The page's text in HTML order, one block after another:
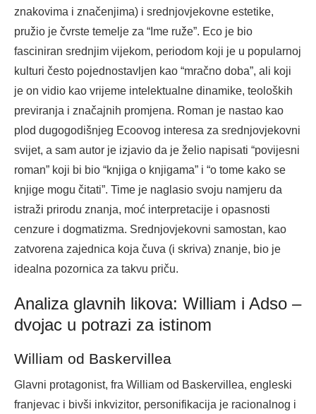
znakovima i značenjima) i srednjovjekovne estetike,
pružio je čvrste temelje za “Ime ruže”. Eco je bio
fasciniran srednjim vijekom, periodom koji je u popularnoj
kulturi često pojednostavljen kao “mračno doba”, ali koji
je on vidio kao vrijeme intelektualne dinamike, teoloških
previranja i značajnih promjena. Roman je nastao kao
plod dugogodišnjeg Ecoovog interesa za srednjovjekovni
svijet, a sam autor je izjavio da je želio napisati “povijesni
roman” koji bi bio “knjiga o knjigama” i “o tome kako se
knjige mogu čitati”. Time je naglasio svoju namjeru da
istraži prirodu znanja, moć interpretacije i opasnosti
cenzure i dogmatizma. Srednjovjekovni samostan, kao
zatvorena zajednica koja čuva (i skriva) znanje, bio je
idealna pozornica za takvu priču.
Analiza glavnih likova: William i Adso –
dvojac u potrazi za istinom
William od Baskervillea
Glavni protagonist, fra William od Baskervillea, engleski
franjevac i bivši inkvizitor, personifikacija je racionalnog i